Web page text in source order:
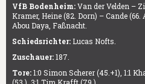
VfB Bodenheim:Van der Velden –
Kramer, Heine (82. Dorn) – Cande
Abou Daya, Faßnacht.
Schiedsrichter: Lucas Nofts.
Zuschauer:187.
Tore:1:0 Simon Scherer (45.+1), 1:1
(53.), 3:1 Tim Krafft (79.).